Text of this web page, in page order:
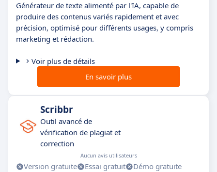
Générateur de texte alimenté par l'IA, capable de
produire des contenus variés rapidement et avec
précision, optimisé pour différents usages, y compris
marketing et rédaction.
Voir plus de détails
En savoir plus
Scribbr
Outil avancé de
vérification de plagiat et
correction
Aucun avis utilisateurs
Version gratuite Essai gratuit
Démo gratuite